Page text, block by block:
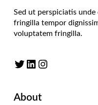
Sed ut perspiciatis
fringilla tempor
voluptatem fringilla.
Twitter LinkedIn Instagram
About